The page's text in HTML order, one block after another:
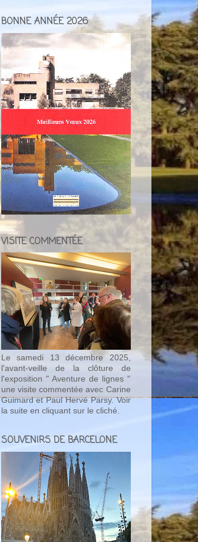
BONNE ANNÉE 2026
VISITE COMMENTÉE
Le samedi 13 décembre 2025,
l'avant-veille de la clôture de
l'exposition " Aventure de lignes "
une visite commentée avec Carine
Guimard et Paul Hervé Parsy. Voir
la suite en cliquant sur le cliché.
SOUVENIRS DE BARCELONE